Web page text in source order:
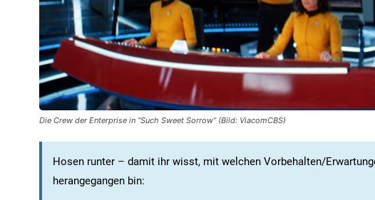
Die Crew der Enterprise in “Such Sweet Sorrow” (Bild: ViacomCBS)
Hosen runter – damit ihr wisst, mit welchen Vorbehalten/
herangegangen bin: